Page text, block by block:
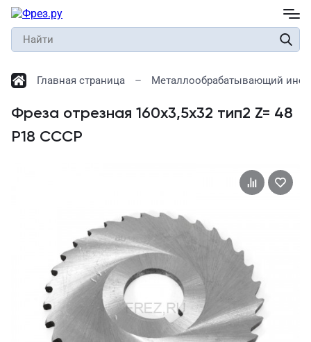
Главная страница Металлообрабатывающий
Фреза отрезная 160х3,5х32 тип2 Z= 48
Р18 СССР